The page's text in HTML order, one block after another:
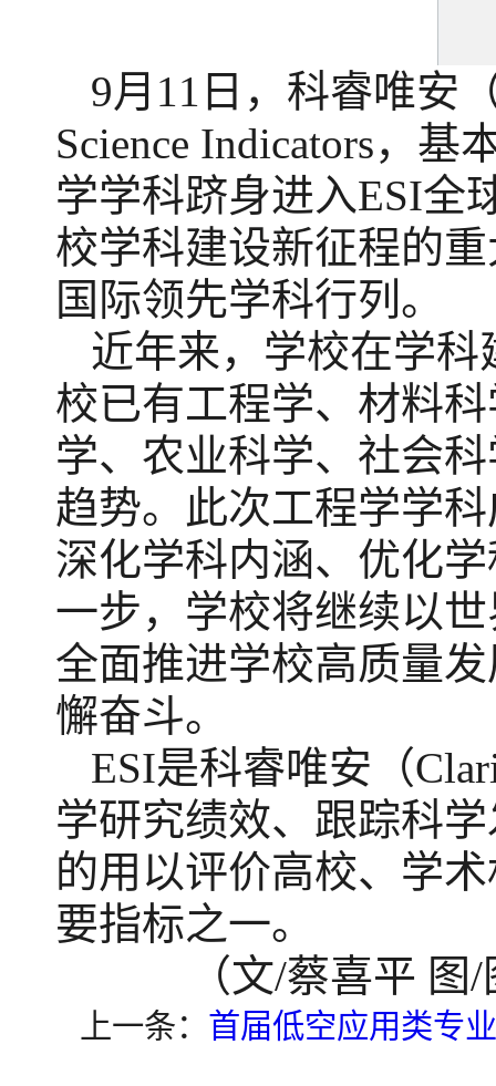
9月 11 日，科睿唯安
Science Indicators，
学学科跻身进入ESI全
校学科建设新征程的
国际领先学科行列 。
近年来， 学校在学科
校已有工程学、材料
学、农业科学、社会
趋势。 此次工程学学
深化学科内涵、优化
一步，学校将继续以
全面推进学校高质量
懈奋斗。
ESI是科睿唯安（
学研究绩效、跟踪科
的用以评价高校、学
要指标之一。
（文/蔡喜平 图
上一条： 首届低空应用类专